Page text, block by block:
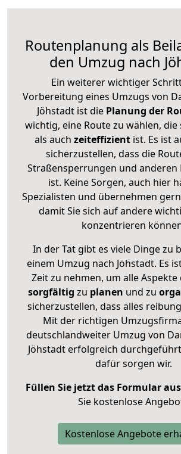
Routenplanung als
den Umzug nach
Ein weiterer wichtiger
Vorbereitung eines Umzugs von
Jöhstadt ist die Planung der
wichtig, eine Route zu wählen,
als auch zeiteffizientist. Es ist
sicherzustellen, dass die
Straßensperrungen und anderen
ist. Keine Sorgen, auch hier
Spezialisten und übernehmen
damit Sie sich auf andere
konzentrieren
In der Tat gibt es viele Dinge zu
einem Umzug nach Jöhstadt. Es
Zeit zu nehmen, um alle Aspekte
sorgfältig zu planen und zu
sicherzustellen, dass alles
Mit der richtigen
deutschlandweiter Umzug von
Jöhstadt erfolgreich
dafür sorgen wir.
Füllen Sie jetzt das Formular aus
Sie kostenlose
Kostenlose Angebote